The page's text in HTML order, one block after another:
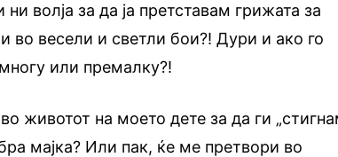
волја за да ја претставам грижата за
во весели и светли бои?! Дури и ако го
или премалку?!
животот на моето дете за да ги
мајка? Или пак, ќе ме претвори во